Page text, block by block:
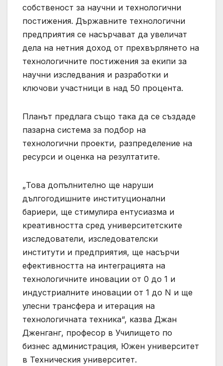
собственост за научни и технологични
постижения. Държавните технологични
предприятия се насърчават да увеличат
дела на нетния доход от прехвърлянето на
технологичните постижения за екипи за
научни изследвания и разработки и
ключови участници в над 50 процента.
Планът предлага също така да се създаде
пазарна система за подбор на
технологични проекти, разпределение на
ресурси и оценка на резултатите.
„Това допълнително ще наруши
дългогодишните институционални
бариери, ще стимулира ентусиазма и
креативността сред университетските
изследователи, изследователски
институти и предприятия, ще насърчи
ефективността на интеграцията на
технологичните иновации от 0 до 1 и
индустриалните иновации от 1 до N и ще
улесни трансфера и итерация на
технологичната техника“, казва Джан
Дженганг, професор в Училището по
бизнес администрация, Южен университет
в Техническия университет.